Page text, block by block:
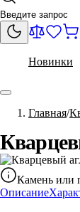
Новинки
Главная
Камень или
Описание